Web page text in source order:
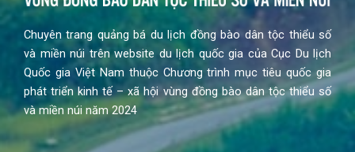
Chuyên trang quảng bá du lịch đồng bào dân tộc thiểu số
và miền núi trên website du lịch quốc gia của Cục Du lịch
Quốc gia Việt Nam thuộc Chương trình mục tiêu quốc gia
phát triển kinh tế – xã hội vùng đồng bào dân tộc thiểu số
và miền núi năm 2024